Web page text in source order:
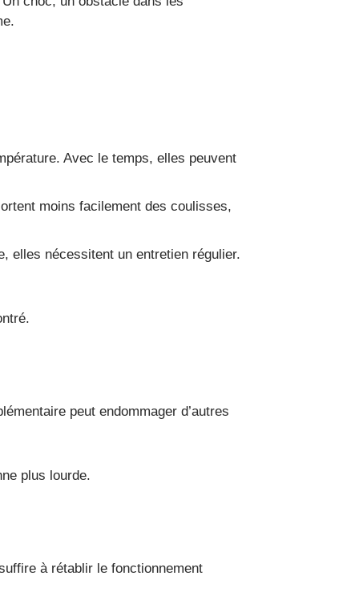
Avec le temps, elles peuvent
moins facilement des coulisses,
elles nécessitent un entretien régulier.
peut endommager d’autres
plus lourde.
à rétablir le fonctionnement